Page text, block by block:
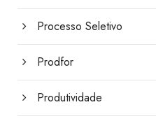
Processo Seletivo
Prodfor
Produtividade